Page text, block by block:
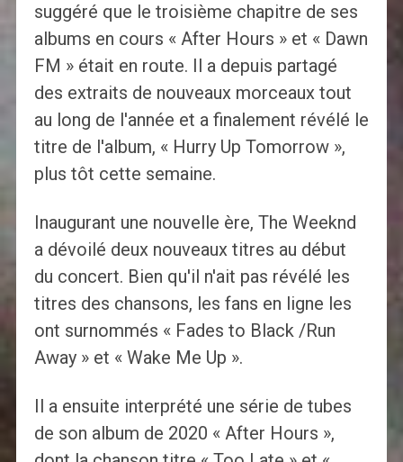
suggéré que le troisième chapitre de ses
albums en cours « After Hours » et « Dawn
FM » était en route. Il a depuis partagé
des extraits de nouveaux morceaux tout
au long de l'année et a finalement révélé le
titre de l'album, « Hurry Up Tomorrow »,
plus tôt cette semaine.
Inaugurant une nouvelle ère, The Weeknd
a dévoilé deux nouveaux titres au début
du concert. Bien qu'il n'ait pas révélé les
titres des chansons, les fans en ligne les
ont surnommés « Fades to Black /Run
Away » et « Wake Me Up ».
Il a ensuite interprété une série de tubes
de son album de 2020 « After Hours »,